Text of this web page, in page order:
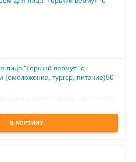
лица "Горький вермут" с
(омоложение, тургор, питание)50
кожи